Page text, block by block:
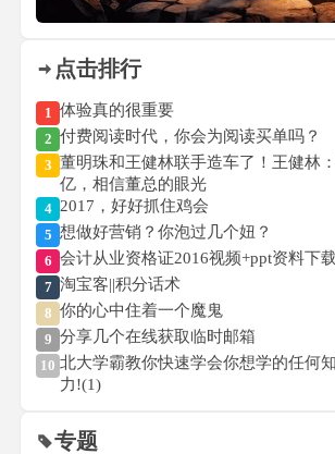
点击排行
1 体验真的很重要
2 付费阅读时代，你会为阅读买单吗？
3 董明珠和王健林联手造车了！王健林
亿，相信董总的眼光
4 2017，好好抓住鸡会
5 想做好营销？你泡过几个妞？
6 会计从业资格证2016视频+ppt资料下载
7 淘宝客||积分话术
8 你的心中住着一个魔鬼
9 分享几个在线获取临时邮箱
10 北大学霸教你快速学会你想学的任何
力!(1)
专题